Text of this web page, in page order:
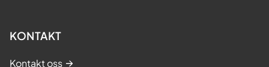
KONTAKT
Kontakt oss